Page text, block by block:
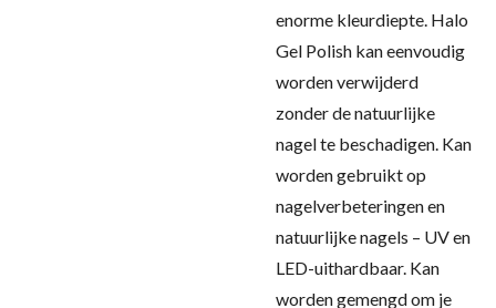
enorme kleurdiepte. Halo
Gel Polish kan eenvoudig
worden verwijderd
zonder de natuurlijke
nagel te beschadigen. Kan
worden gebruikt op
nagelverbeteringen en
natuurlijke nagels – UV en
LED-uithardbaar. Kan
worden gemengd om je